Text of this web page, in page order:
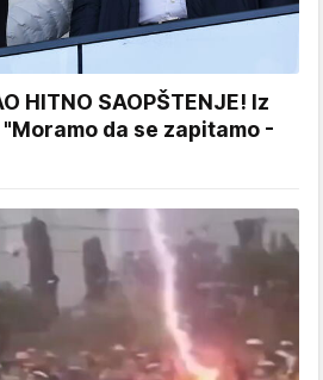
HITNO SAOPŠTENJE! Iz
da se zapitamo -